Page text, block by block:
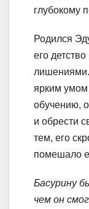
глубокому
Родился
его
лишениями.
ярким умом
обучению,
и обрести
тем, его
помешало
Басурину
чем он